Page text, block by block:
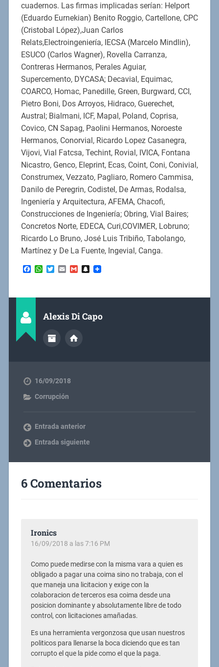
cuadernos. Las firmas implicadas serían: Helport
(Eduardo Eurnekian) Benito Roggio, Cartellone, CPC
(Cristobal López),Juan Carlos
Relats,Electroingeniería, IECSA (Marcelo Mindlin),
ESUCO (Carlos Wagner), Rovella Carranza,
Contreras Hermanos, Perales Aguiar,
Supercemento, DYCASA; Decavial, Equimac,
COARCO, Homac, Panedille, Green, Burgward, CCI,
Pietro Boni, Dos Arroyos, Hidraco, Guerechet,
Austral; Bialmani, ICF, Mapal, Poland, Coprisa,
Covico, CN Sapag, Paolini Hermanos, Noroeste
Hermanos, Conorvial, Ricardo Lopez Casanegra,
Vijovi, Vial Fatcsa, Techint, Rovial, IVICA, Fontana
Nicastro, Genco, Eleprint, Ecas, Coint, Coni, Conivial,
Construmex, Vezzato, Pagliaro, Romero Cammisa,
Danilo de Peregrin, Codistel, De Armas, Rodalsa,
Ingeniería y Arquitectura, AFEMA, Chacofi,
Construcciones de Ingeniería; Obring, Vial Baires;
Concretos Norte, EDECA, Curi,COVIMER, Lobruno;
Ricardo Lo Bruno, José Luis Tribiño, Tabolango,
Martínez y De La Fuente, Ingevial, Canga.
Facebook
WhatsApp
Twitter
EmailGmailSnapchat
Alexis Di Capo
16/09/2018
Corrupción
Entrada anterior
Entrada siguiente
6 Comentarios
Ironics
16/09/2018 a las 7:16 PM
Como puede medirse con la misma vara a quien es
obligado a pagar una coima sino no trabaja, con el
que maneja una licitacion y exige con la
colaboracion de terceros esa coima desde una
posicion dominante y absolutamente libre de todo
control, con licitaciones amañadas.
Es una herramienta vergonzosa que usan nuestros
politicos para llenarse la boca diciendo que es tan
corrupto el que la pide como el que la paga.